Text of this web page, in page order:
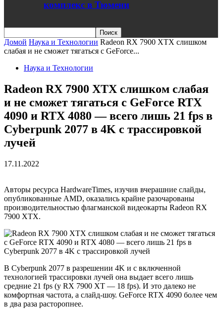
комплекс в Тюмени
Домой Наука и Технологии Radeon RX 7900 XTX слишком
слабая и не сможет тягаться с GeForce...
Наука и Технологии
Radeon RX 7900 XTX слишком слабая
и не сможет тягаться с GeForce RTX
4090 и RTX 4080 — всего лишь 21 fps в
Cyberpunk 2077 в 4K с трассировкой
лучей
17.11.2022
Авторы ресурса HardwareTimes, изучив вчерашние слайды,
опубликованные AMD, оказались крайне разочарованы
производительностью флагманской видеокарты Radeon RX
7900 XTX.
В Cyberpunk 2077 в разрешении 4K и с включенной
технологией трассировки лучей она выдает всего лишь
средние 21 fps (у RX 7900 XT — 18 fps). И это далеко не
комфортная частота, а слайд-шоу. GeForce RTX 4090 более чем
в два раза расторопнее.